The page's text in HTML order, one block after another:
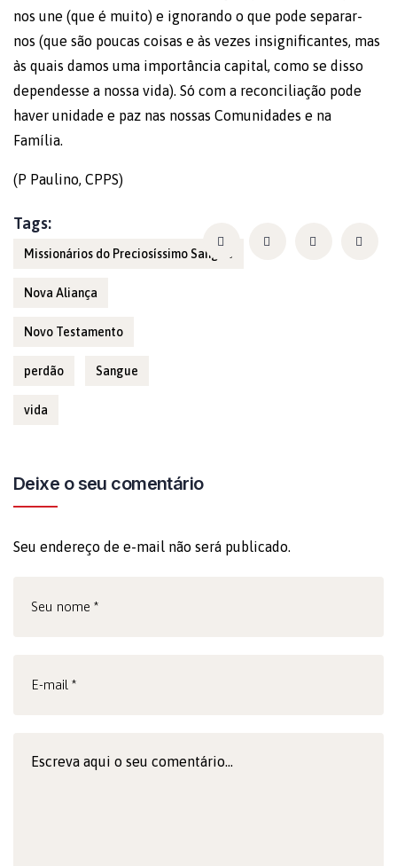
nos une (que é muito) e ignorando o que pode separar-
nos (que são poucas coisas e às vezes insignificantes, mas
às quais damos uma importância capital, como se disso
dependesse a nossa vida). Só com a reconciliação pode
haver unidade e paz nas nossas Comunidades e na
Família.
(P Paulino, CPPS)
Tags:
Missionários do Preciosíssimo Sangue
Nova Aliança
Novo Testamento
perdão Sangue
vida
Deixe o seu comentário
Seu endereço de e-mail não será publicado.